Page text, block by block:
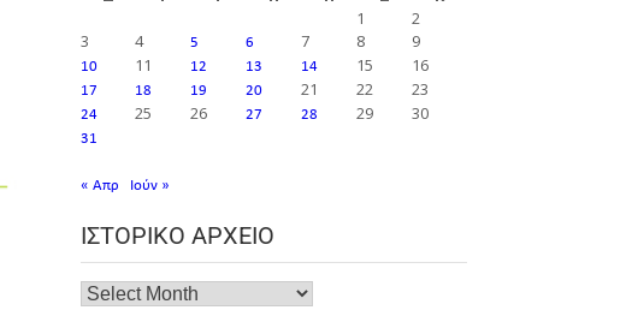
1
2
3
4 5 6 7 8 9
10 11 12 13 14 15 16
17 18 19 20 21 22 23
24 25 26 27 28 29 30
31
« Απρ Ιούν »
ΙΣΤΟΡΙΚΌ ΑΡΧΕΊΟ